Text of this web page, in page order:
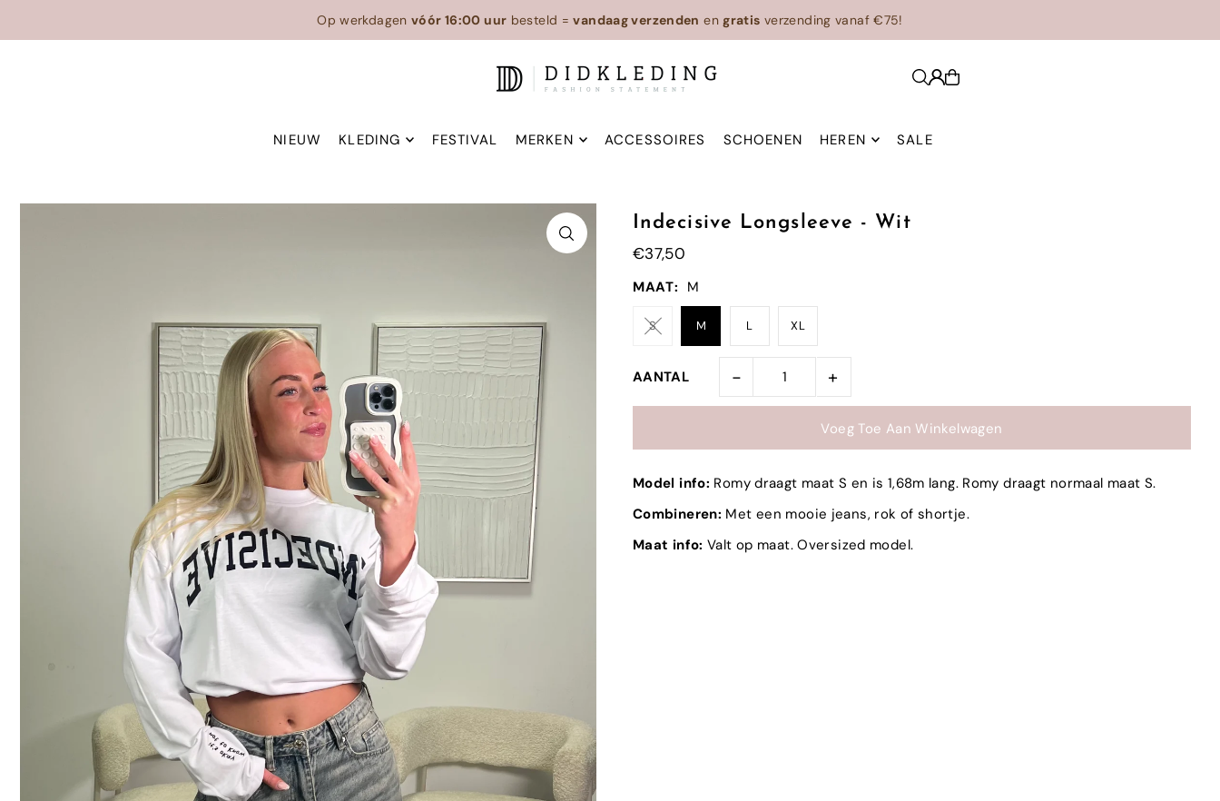
Translation missing: en.accessibility.skip_to_textOp werkdagenvóór 16:00 uur besteld =vandaag verzenden engratis verzending vanaf €75!
NIEUW KLEDING FESTIVAL MERKEN ACCESSOIRES SCHOENEN HEREN SALE
Indecisive Longsleeve - Wit
€37,50
MAAT: M
S M L XL
AANTAL - +
Model info: Romy draagt maat S en is 1,68m lang. Romy draagt normaal maat S.
Combineren: Met een mooie jeans, rok of shortje.
Maat info: Valt op maat. Oversized model.